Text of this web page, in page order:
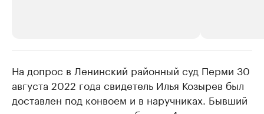
Крупные организации в
нефтегазовой промышленности
На допрос в Ленинский районный суд Перми 30
августа 2022 года свидетель Илья Козырев был
доставлен под конвоем и в наручниках. Бывший